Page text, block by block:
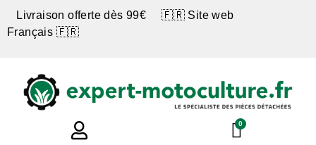
Livraison offerte dès 99€ 🇫🇷 Site web
Français 🇫🇷
0